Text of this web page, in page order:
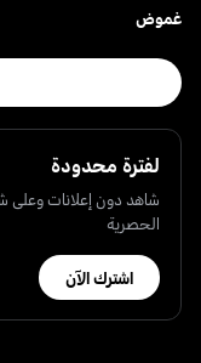
غموض
لفترة محدودة
شاهد دون إعلانات وعلى
الحصرية
اشترك الآن